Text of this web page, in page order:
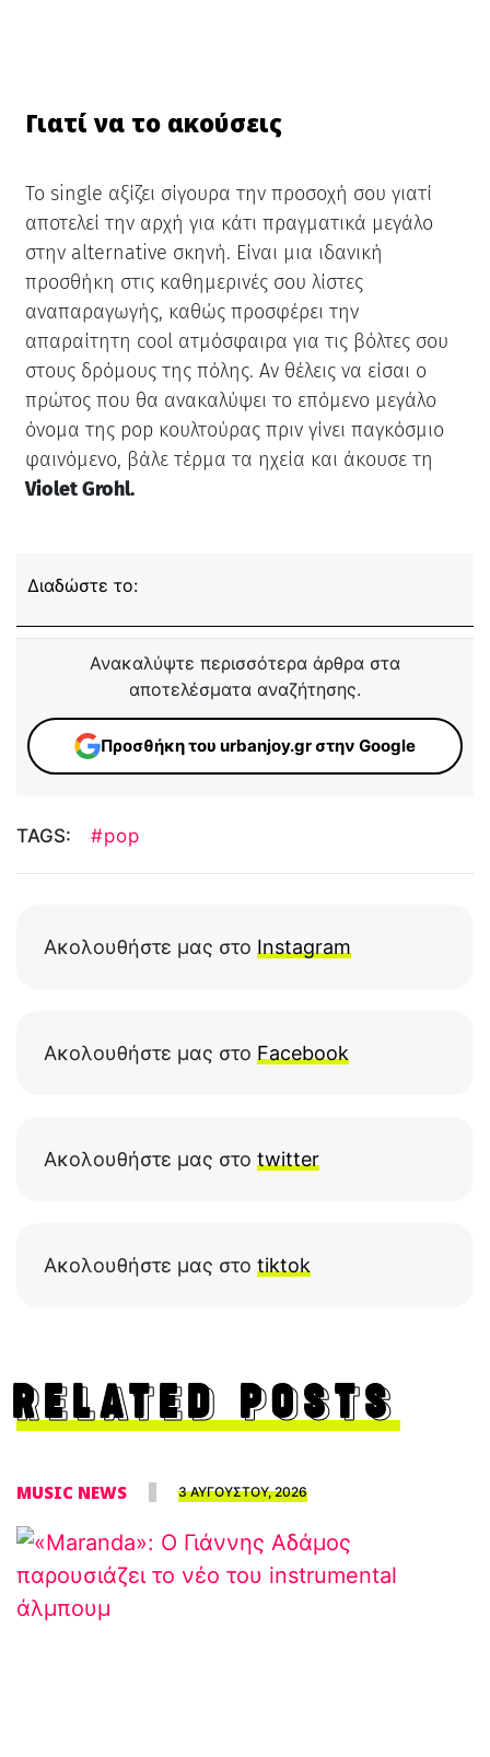
Γιατί να το ακούσεις
Το single αξίζει σίγουρα την προσοχή σου γιατί
αποτελεί την αρχή για κάτι πραγματικά μεγάλο
στην alternative σκηνή. Είναι μια ιδανική
προσθήκη στις καθημερινές σου λίστες
αναπαραγωγής, καθώς προσφέρει την
απαραίτητη cool ατμόσφαιρα για τις βόλτες σου
στους δρόμους της πόλης. Αν θέλεις να είσαι ο
πρώτος που θα ανακαλύψει το επόμενο μεγάλο
όνομα της pop κουλτούρας πριν γίνει παγκόσμιο
φαινόμενο, βάλε τέρμα τα ηχεία και άκουσε τη
Violet Grohl.
Διαδώστε το:
Ανακαλύψτε περισσότερα άρθρα στα
αποτελέσματα αναζήτησης.
Προσθήκη του urbanjoy.gr στην Google
TAGS: #pop
Ακολουθήστε μας στο Instagram
Ακολουθήστε μας στο Facebook
Ακολουθήστε μας στο twitter
Ακολουθήστε μας στο tiktok
RELATED POSTS
MUSIC NEWS 3 ΑΥΓΟΥΣΤΟΥ, 2026